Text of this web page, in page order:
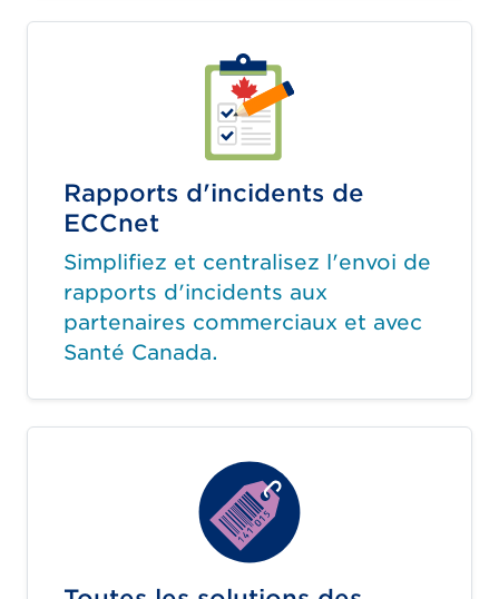
Rapports d'incidents de
ECCnet
Simplifiez et centralisez l'envoi de
rapports d'incidents aux
partenaires commerciaux et avec
Santé Canada.